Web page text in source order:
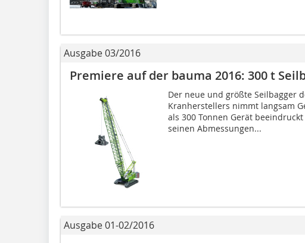
Ausgabe 03/2016
Premiere auf der bauma 2016: 300 t
Der neue und größte Seilbagger
Kranherstellers nimmt langsam
als 300 Tonnen Gerät beeindruckt
seinen Abmessungen...
Ausgabe 01-02/2016